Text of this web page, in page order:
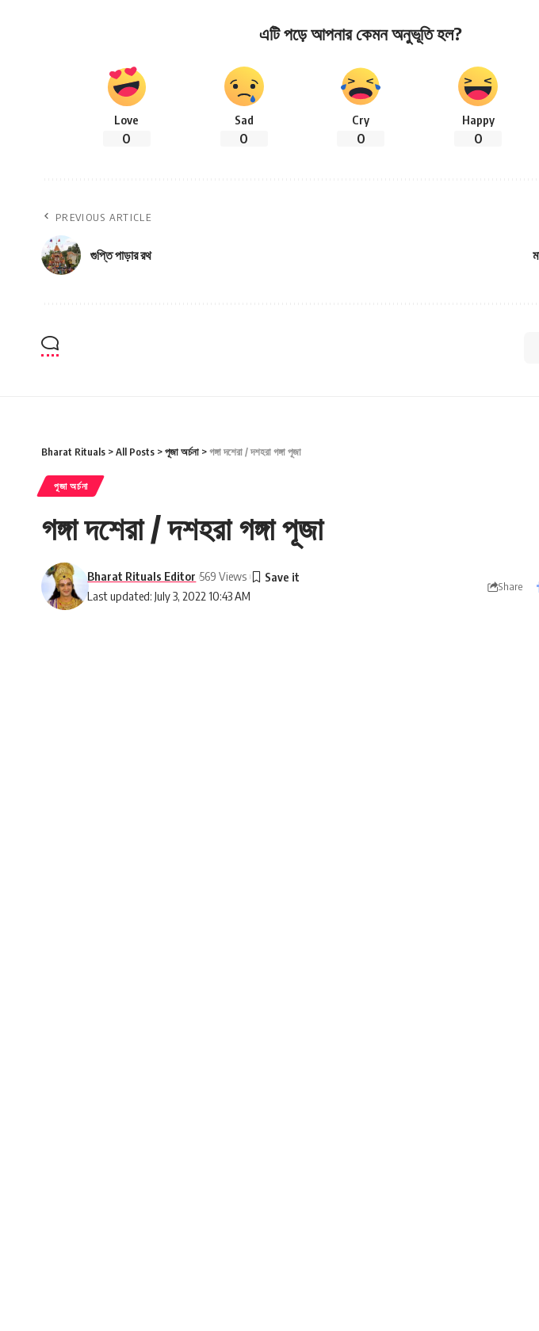
এটি পড়ে আপনার কেমন অনুভূতি হল?
Love
0
Sad
0
Cry
0
Happy
0
PREVIOUS ARTICLE
গুপ্তি পাড়ার রথ
Bharat Rituals >All Posts >পূজা অর্চনা >গঙ্গা দশেরা / দশহরা গঙ্গা পূজা
পূজা অর্চনা
গঙ্গা দশেরা / দশহরা গঙ্গা পূজা
Last updated: July 3, 2022 10:43 AM
Bharat Rituals Editor 569 Views
Share